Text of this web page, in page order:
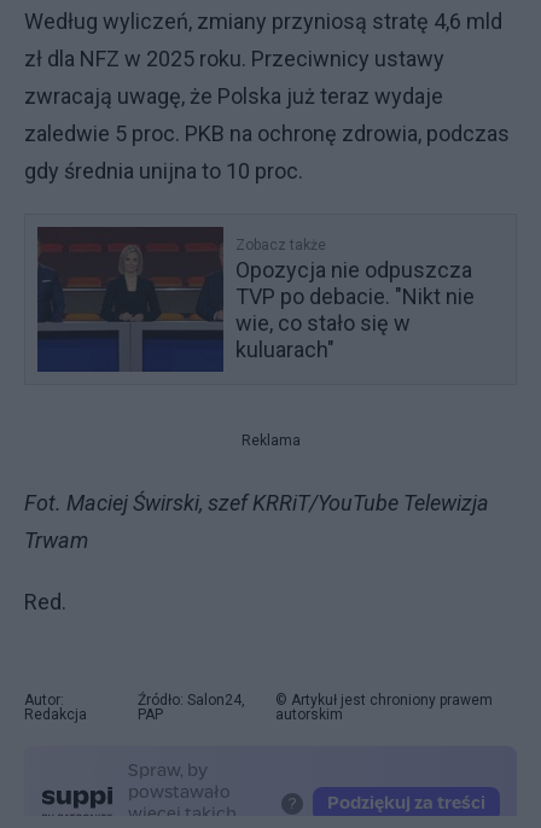
Według wyliczeń, zmiany przyniosą stratę 4,6 mld
zł dla NFZ w 2025 roku. Przeciwnicy ustawy
zwracają uwagę, że Polska już teraz wydaje
zaledwie 5 proc. PKB na ochronę zdrowia, podczas
gdy średnia unijna to 10 proc.
Zobacz także
Opozycja nie odpuszcza
TVP po debacie. "Nikt nie
wie, co stało się w
kuluarach"
Reklama
Fot. Maciej Świrski, szef KRRiT/YouTube Telewizja
Trwam
Red.
Autor:
Redakcja
Źródło: Salon24,
PAP
© Artykuł jest chroniony prawem
autorskim